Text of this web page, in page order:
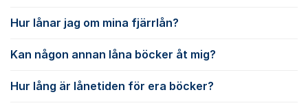
Hur lånar jag om mina fjärrlån?
Kan någon annan låna böcker åt mig?
Hur lång är lånetiden för era böcker?